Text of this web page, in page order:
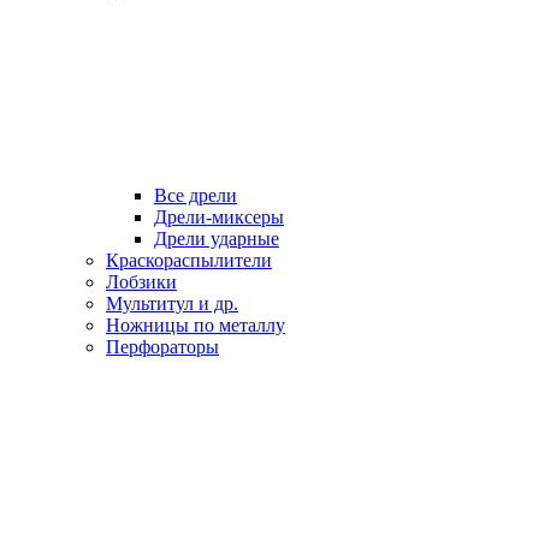
Все дрели
Дрели-миксеры
Дрели ударные
Краскораспылители
Лобзики
Мультитул и др.
Ножницы по металлу
Перфораторы